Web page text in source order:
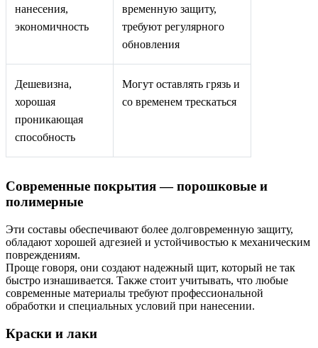
нанесения,
экономичность
временную защиту,
требуют регулярного
обновления
Дешевизна,
хорошая
проникающая
способность
Могут оставлять грязь и
со временем трескаться
Современные покрытия — порошковые и
полимерные
Эти составы обеспечивают более долговременную защиту,
обладают хорошей адгезией и устойчивостью к механическим
повреждениям.
Проще говоря, они создают надежный щит, который не так
быстро изнашивается. Также стоит учитывать, что любые
современные материалы требуют профессиональной
обработки и специальных условий при нанесении.
Краски и лаки